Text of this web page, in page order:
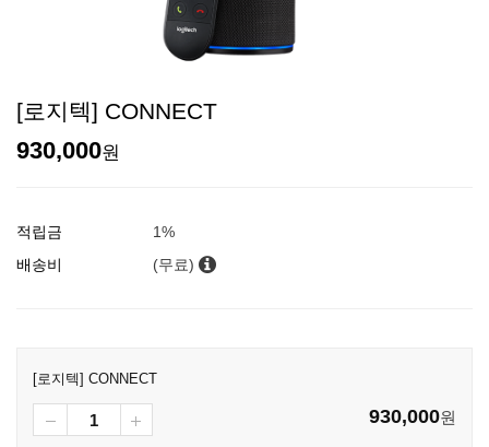
[로지텍] CONNECT
930,000원
적립금
1%
배송비
(무료)
[로지텍] CONNECT
930,000원